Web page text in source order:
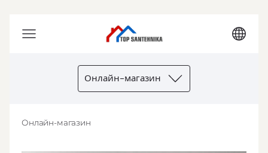
Онлайн-магазин
Онлайн-магазин